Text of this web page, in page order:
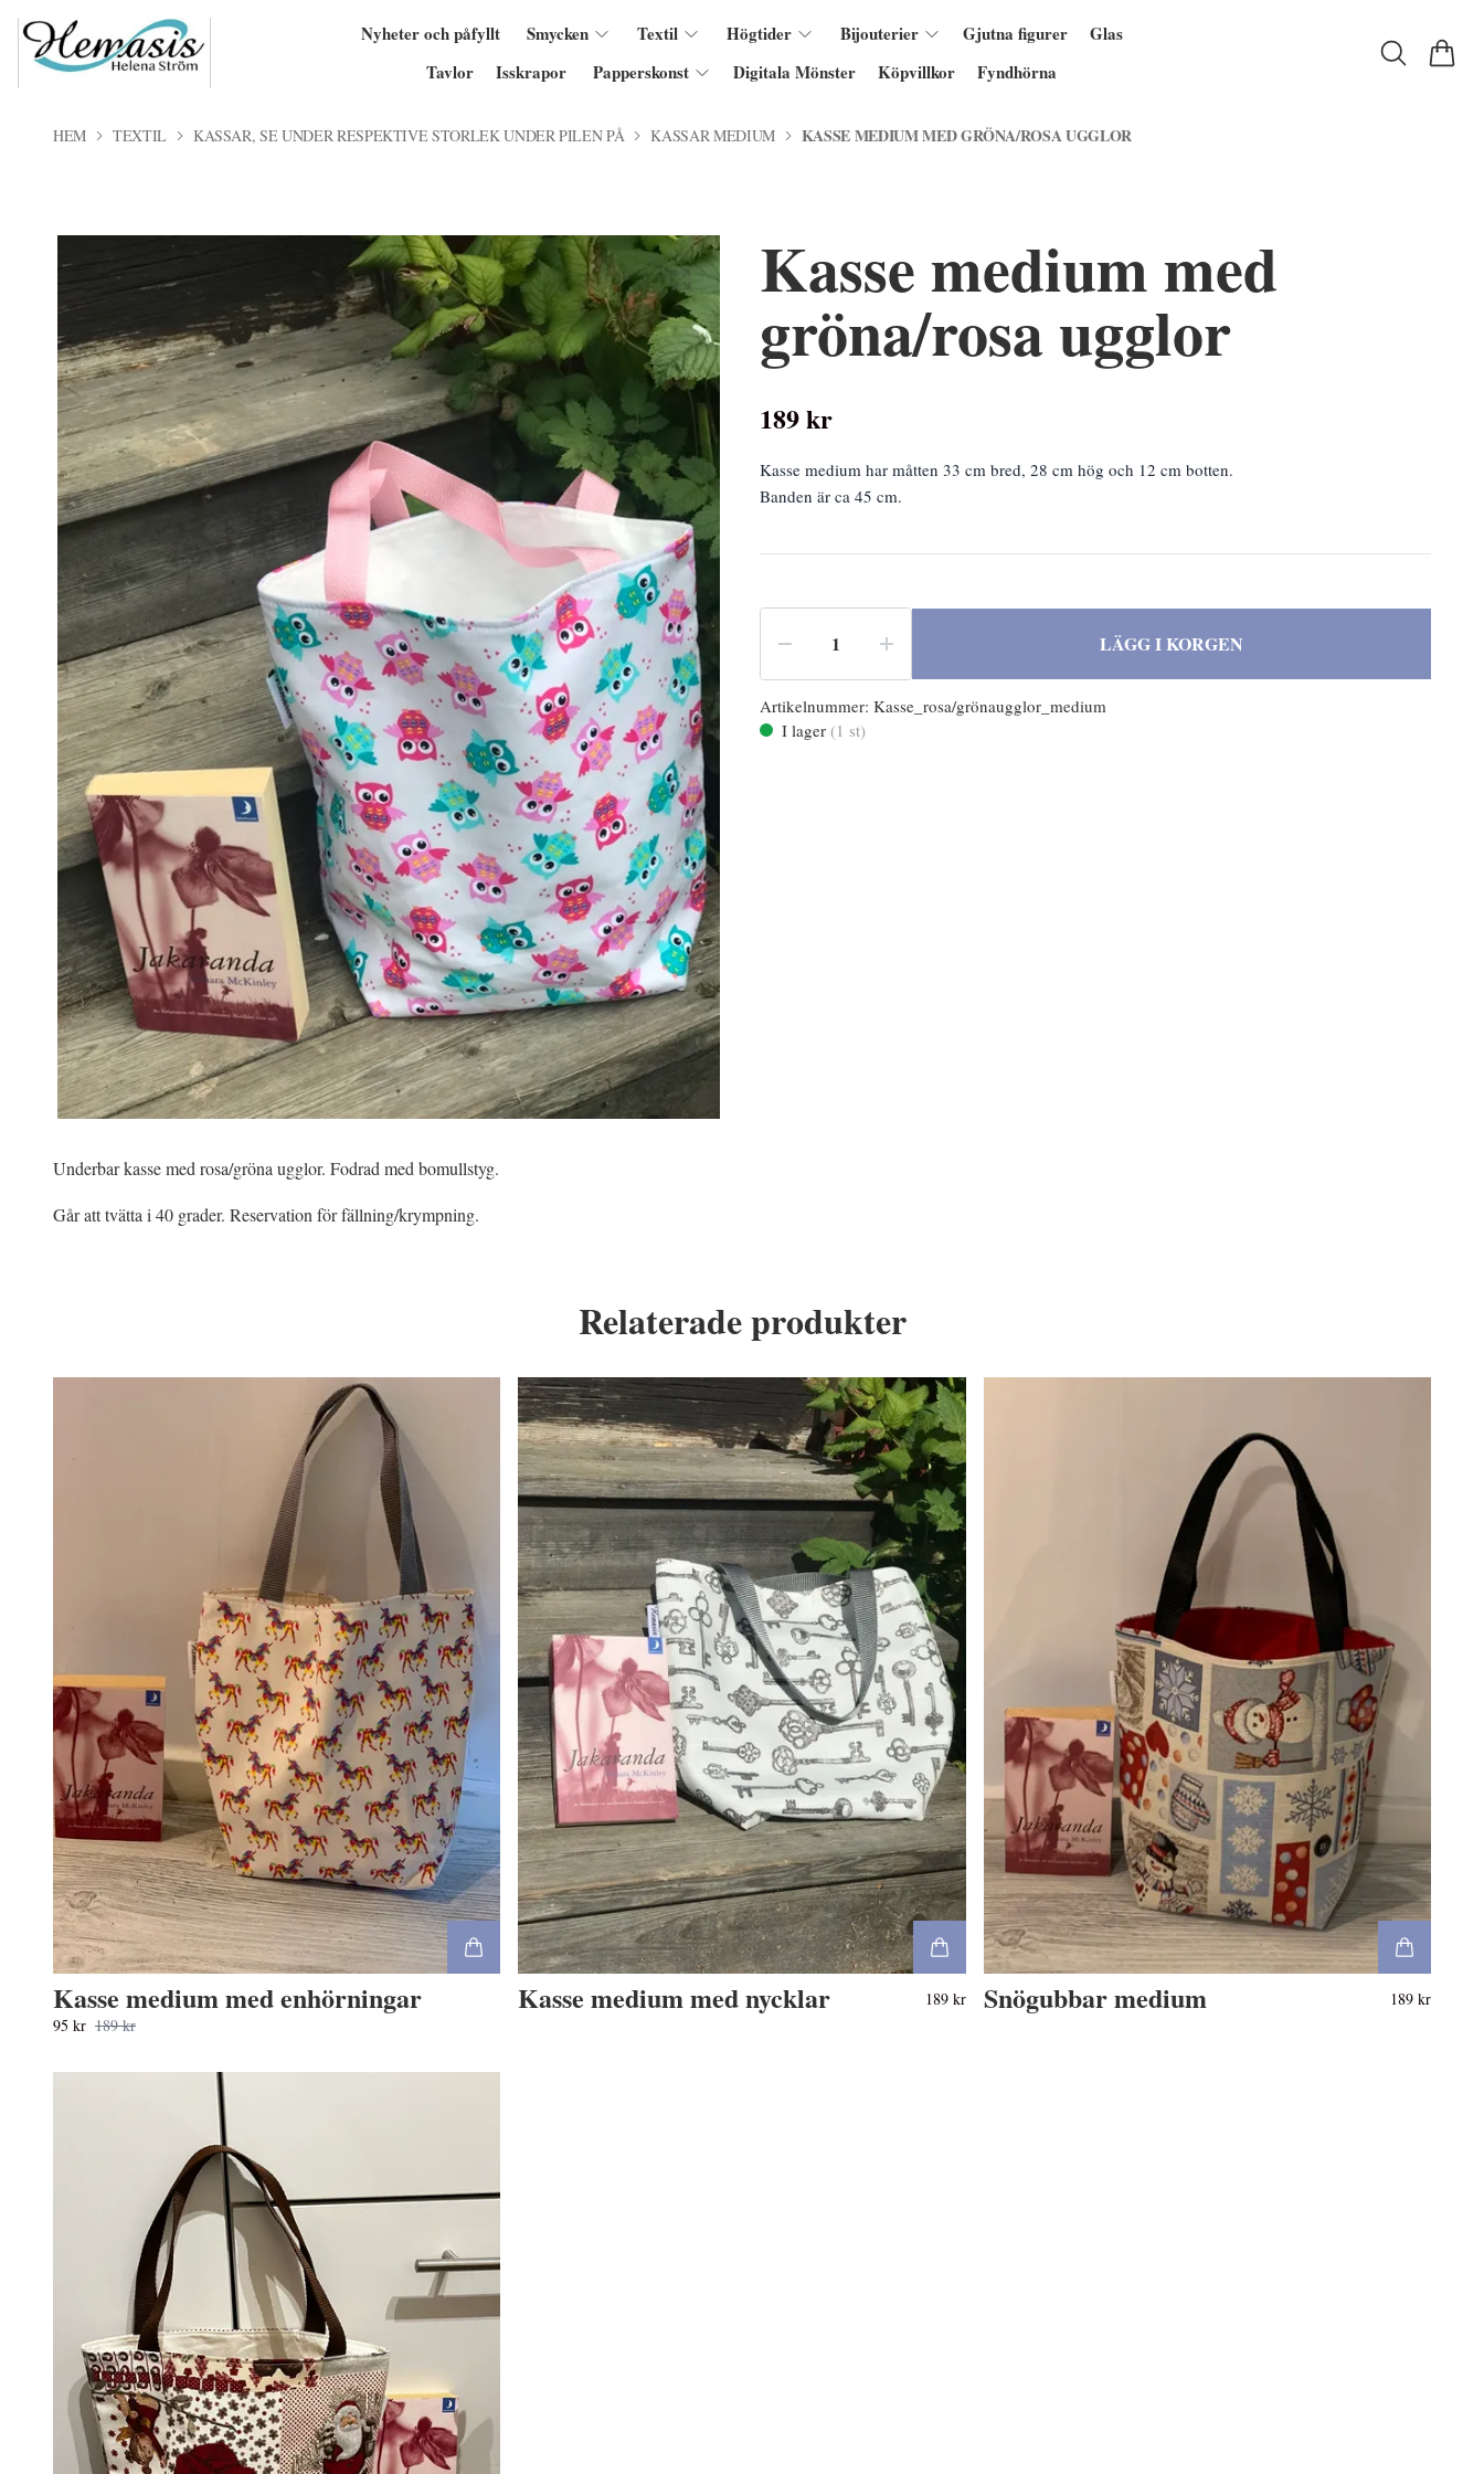
Nyheter och påfyllt Smycken Textil Högtider Bijouterier Gjutna figurer
Glas
Tavlor
Isskrapor Papperskonst Digitala Mönster Köpvillkor Fyndhörna
HEM TEXTIL KASSAR, SE UNDER RESPEKTIVE STORLEK UNDER PILEN PÅ KASSAR MEDIUM KASSE MEDIUM MED GRÖNA/ROSA UGGLOR
Kasse medium med
gröna/rosa ugglor
189 kr
Kasse medium har måtten 33 cm bred, 28 cm hög och 12 cm botten.
Banden är ca 45 cm.
LÄGG I KORGEN
Artikelnummer: Kasse_rosa/grönaugglor_medium
I lager (1 st)
Underbar kasse med rosa/gröna ugglor. Fodrad med bomullstyg.
Går att tvätta i 40 grader. Reservation för fällning/krympning.
Relaterade produkter
Kasse medium med enhörningar
95 kr 189 kr
Kasse medium med nycklar 189 kr Snögubbar medium 189 kr